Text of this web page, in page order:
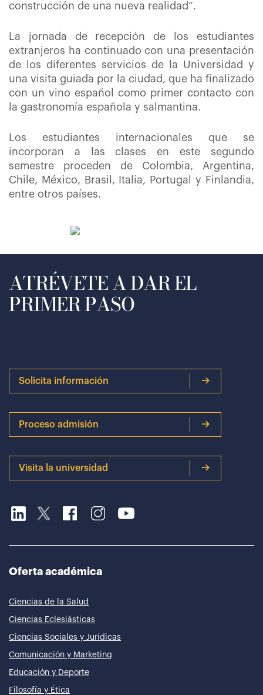
construcción de una nueva realidad”.
La jornada de recepción de los estudiantes
extranjeros ha continuado con una presentación
de los diferentes servicios de la Universidad y
una visita guiada por la ciudad, que ha finalizado
con un vino español como primer contacto con
la gastronomía española y salmantina.
Los estudiantes internacionales que se
incorporan a las clases en este segundo
semestre proceden de Colombia, Argentina,
Chile, México, Brasil, Italia, Portugal y Finlandia,
entre otros países.
ATRÉVETE A DAR EL
PRIMER PASO
Solicita información
Proceso admisión
Visita la universidad
Oferta académica
Ciencias de la Salud
Ciencias Eclesiásticas
Ciencias Sociales y Jurídicas
Comunicación y Marketing
Educación y Deporte
Filosofía y Ética